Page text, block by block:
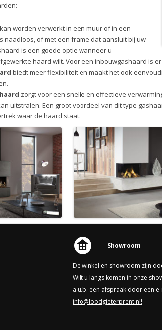
kan worden verwerkt in een muur of in een
naadloos, of met een frame dat aansluit bij uw
is een goede optie wanneer u
haard wilt. Voor een inbouwgashaard is
biedt meer flexibiliteit en maakt het ook
zorgt voor een snelle en effectieve
uitstralen. Een groot voordeel van dit type
waar de haard staat.
Showroom
De winkel en showroom zijn
Wilt u langs komen in onze
a.u.b. een afspraak door een
info@loodgieterprent.nl!